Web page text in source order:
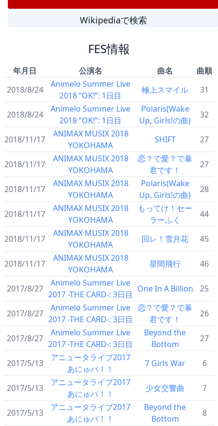
Wikipediaで検索
FES情報
年月日 公演名 曲名
曲順
2018/8/24
Animelo Summer Live
2018 “OK!”: 1日目
極上スマイル 31
2018/8/24
Animelo Summer Live
2018 “OK!”: 1日目
Polaris(Wake
Up, Girls!の曲)
32
2018/11/17
ANIMAX MUSIX 2018
YOKOHAMA
SHIFT 27
2018/11/17
ANIMAX MUSIX 2018
YOKOHAMA
恋？で愛？で暴
君です！
27
2018/11/17
ANIMAX MUSIX 2018
YOKOHAMA
Polaris(Wake
Up, Girls!の曲)
28
2018/11/17
ANIMAX MUSIX 2018
YOKOHAMA
もってけ！セー
ラーふく
44
2018/11/17
ANIMAX MUSIX 2018
YOKOHAMA
回レ！雪月花 45
2018/11/17
ANIMAX MUSIX 2018
YOKOHAMA
星間飛行 46
2017/8/27
Animelo Summer Live
2017 -THE CARD-: 3日目
One In A Billion 25
2017/8/27
Animelo Summer Live
2017 -THE CARD-: 3日目
恋？で愛？で暴
君です！
26
2017/8/27
Animelo Summer Live
2017 -THE CARD-: 3日目
Beyond the
Bottom
27
2017/5/13
アニュータライブ2017
あにゅパ！！
7 Girls War 6
2017/5/13
アニュータライブ2017
あにゅパ！！
少女交響曲 7
2017/5/13
アニュータライブ2017
あにゅパ！！
Beyond the
Bottom
8